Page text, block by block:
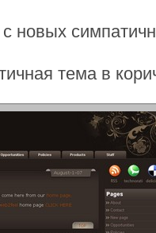
новых
тема в